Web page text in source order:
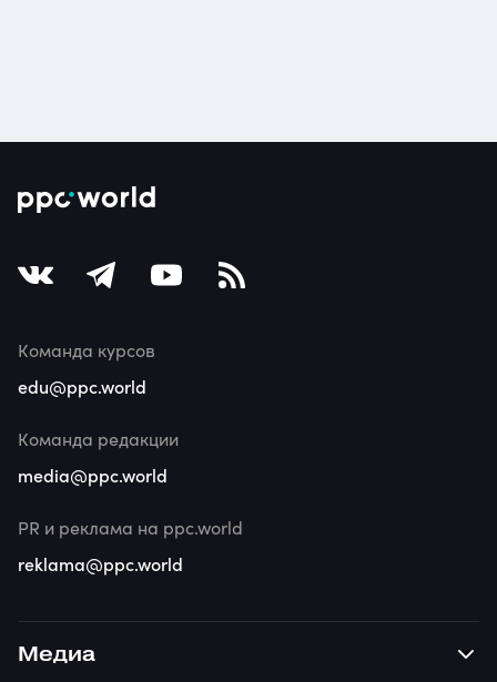
Медиа
Команда курсов
edu@ppc.world
Команда редакции
media@ppc.world
PR и реклама на ppc.world
reklama@ppc.world